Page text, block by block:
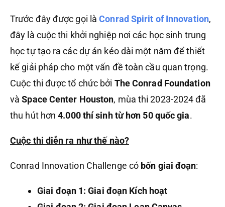
Trước đây được gọi làConrad Spirit of Innovation,
đây là cuộc thi khởi nghiệp nơi các học sinh trung
học tự tạo ra các dự án kéo dài một năm để thiết
kế giải pháp cho một vấn đề toàn cầu quan trọng.
Cuộc thi được tổ chức bởi The Conrad Foundation
vàSpace Center Houston, mùa thi 2023-2024 đã
thu hút hơn4.000 thí sinh từ hơn 50 quốc gia.
Cuộc thi diễn ra như thế nào?
Conrad Innovation Challenge có bốn giai đoạn:
Giai đoạn 1: Giai đoạn Kích hoạt